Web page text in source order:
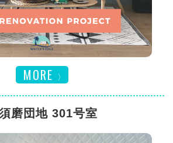
MORE
磨団地 301号室